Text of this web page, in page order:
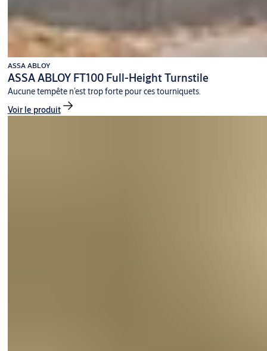
ASSA ABLOY
ASSA ABLOY FT100 Full-Height Turnstile
Aucune tempête n’est trop forte pour ces tourniquets.
Voir le produit